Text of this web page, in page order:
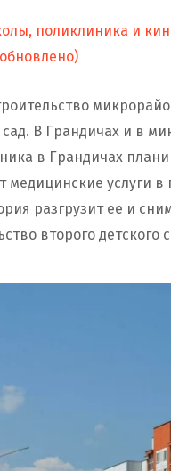
поликлиника и
сад. В Грандичах и в
в Грандичах
медицинские услуги
разгрузит ее и
второго